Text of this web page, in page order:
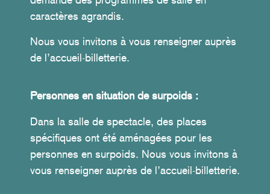
caractères agrandis.
Nous vous invitons à vous renseigner auprès
de l’accueil-billetterie.
Personnes en situation de surpoids :
Dans la salle de spectacle, des places
spécifiques ont été aménagées pour les
personnes en surpoids. Nous vous invitons à
vous renseigner auprès de l’accueil-billetterie.